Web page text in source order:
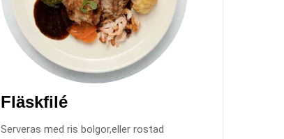
Fläskfilé
Serveras med ris bolgor,eller rostad